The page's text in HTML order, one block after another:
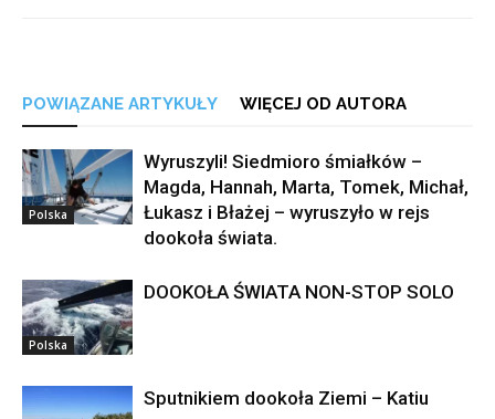
POWIĄZANE ARTYKUŁY WIĘCEJ OD AUTORA
Polska
Wyruszyli! Siedmioro śmiałków –
Magda, Hannah, Marta, Tomek, Michał,
Łukasz i Błażej – wyruszyło w rejs
dookoła świata.
Polska
DOOKOŁA ŚWIATA NON-STOP SOLO
Sputnikiem dookoła Ziemi – Katiu